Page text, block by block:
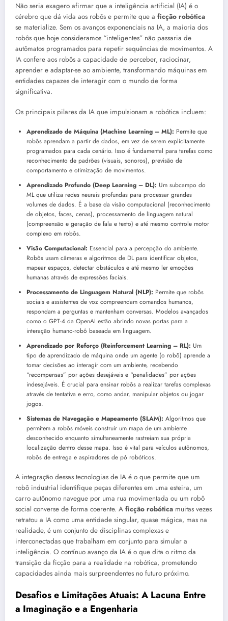
Não seria exagero afirmar que a inteligência artificial (IA) é o
cérebro que dá vida aos robôs e permite que a ficção robótica
se materialize. Sem os avanços exponenciais na IA, a maioria dos
robôs que hoje consideramos “inteligentes” não passaria de
autômatos programados para repetir sequências de movimentos. A
IA confere aos robôs a capacidade de perceber, raciocinar,
aprender e adaptar-se ao ambiente, transformando máquinas em
entidades capazes de interagir com o mundo de forma
significativa.
Os principais pilares da IA que impulsionam a robótica incluem:
Aprendizado de Máquina (Machine Learning – ML): Permite que
robôs aprendam a partir de dados, em vez de serem explicitamente
programados para cada cenário. Isso é fundamental para tarefas como
reconhecimento de padrões (visuais, sonoros), previsão de
comportamento e otimização de movimentos.
Aprendizado Profundo (Deep Learning – DL): Um subcampo do
ML que utiliza redes neurais profundas para processar grandes
volumes de dados. É a base da visão computacional (reconhecimento
de objetos, faces, cenas), processamento de linguagem natural
(compreensão e geração de fala e texto) e até mesmo controle motor
complexo em robôs.
Visão Computacional: Essencial para a percepção do ambiente.
Robôs usam câmeras e algoritmos de DL para identificar objetos,
mapear espaços, detectar obstáculos e até mesmo ler emoções
humanas através de expressões faciais.
Processamento de Linguagem Natural (NLP): Permite que robôs
sociais e assistentes de voz compreendam comandos humanos,
respondam a perguntas e mantenham conversas. Modelos avançados
como o GPT-4 da OpenAI estão abrindo novas portas para a
interação humano-robô baseada em linguagem.
Aprendizado por Reforço (Reinforcement Learning – RL): Um
tipo de aprendizado de máquina onde um agente (o robô) aprende a
tomar decisões ao interagir com um ambiente, recebendo
“recompensas” por ações desejáveis e “penalidades” por ações
indesejáveis. É crucial para ensinar robôs a realizar tarefas complexas
através de tentativa e erro, como andar, manipular objetos ou jogar
jogos.
Sistemas de Navegação e Mapeamento (SLAM): Algoritmos que
permitem a robôs móveis construir um mapa de um ambiente
desconhecido enquanto simultaneamente rastreiam sua própria
localização dentro desse mapa. Isso é vital para veículos autônomos,
robôs de entrega e aspiradores de pó robóticos.
A integração dessas tecnologias de IA é o que permite que um
robô industrial identifique peças diferentes em uma esteira, um
carro autônomo navegue por uma rua movimentada ou um robô
social converse de forma coerente. A ficção robótica muitas vezes
retratou a IA como uma entidade singular, quase mágica, mas na
realidade, é um conjunto de disciplinas complexas e
interconectadas que trabalham em conjunto para simular a
inteligência. O contínuo avanço da IA é o que dita o ritmo da
transição da ficção para a realidade na robótica, prometendo
capacidades ainda mais surpreendentes no futuro próximo.
Desafios e Limitações Atuais: A Lacuna Entre
a Imaginação e a Engenharia